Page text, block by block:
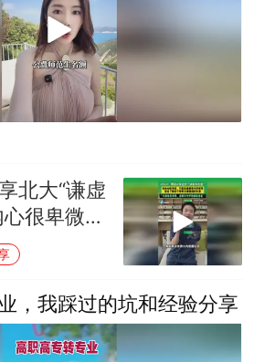
北大“谦虚
很卑微，
的世界
，我踩过的坑和经验分享